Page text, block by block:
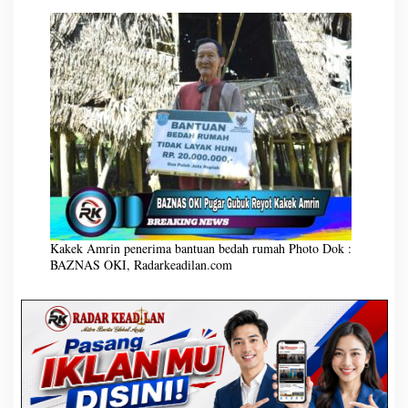
a
r
G
u
b
u
k
R
e
y
o
t
K
a
k
e
k
m
r
i
n
Kakek Amrin penerima bantuan bedah rumah Photo Dok : BAZNAS OKI,
Radarkeadilan.com